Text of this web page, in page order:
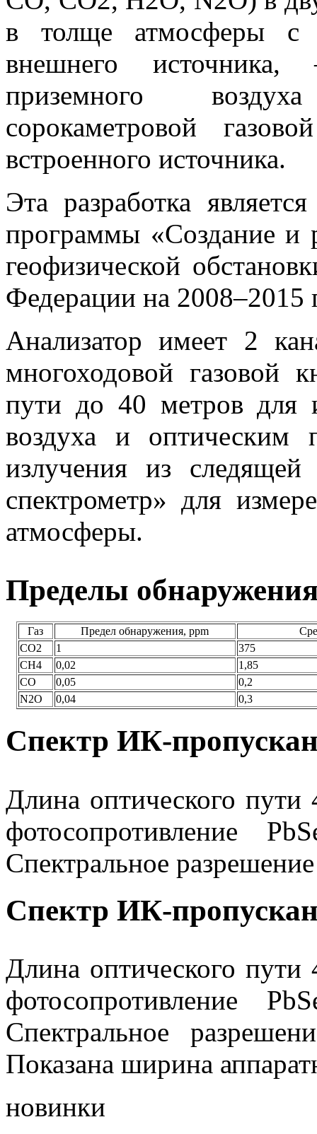
в толще атмосферы с
внешнего
приземного
сорокаметровой
встроенного источника.
Эта разработка
программы «Создание и
геофизической
Федерации на 2008–2015
Анализатор имеет 2
многоходовой газовой
пути до 40 метров для
воздуха и оптическим
излучения из
спектрометр» для
атмосферы.
Пределы
Газ Предел обнаружения, ppm
СО2
1
375
СН4
0,02
1,85
СО
0,05
0,2
N2О
0,04 0,3
Спектр ИК-
Длина оптического
фотосопротивление
Спектральное
Спектр ИК-
Длина оптического
фотосопротивление
Спектральное
Показана ширина
новинки